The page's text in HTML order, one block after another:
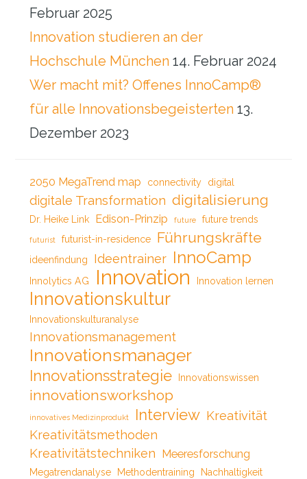
Februar 2025
Innovation studieren an der
Hochschule München 14. Februar 2024
Wer macht mit? Offenes InnoCamp®
für alle Innovationsbegeisterten 13.
Dezember 2023
2050 MegaTrend map connectivity digital
digitale Transformation digitalisierung
Dr. Heike Link Edison-Prinzip future future trends
futurist futurist-in-residence Führungskräfte
ideenfindung Ideentrainer InnoCamp
Innolytics AG Innovation Innovation lernen
Innovationskultur
Innovationskulturanalyse
Innovationsmanagement
Innovationsmanager
Innovationsstrategie Innovationswissen
innovationsworkshop
innovatives Medizinprodukt Interview Kreativität
Kreativitätsmethoden
Kreativitätstechniken
Meeresforschung
Megatrendanalyse Methodentraining Nachhaltigkeit